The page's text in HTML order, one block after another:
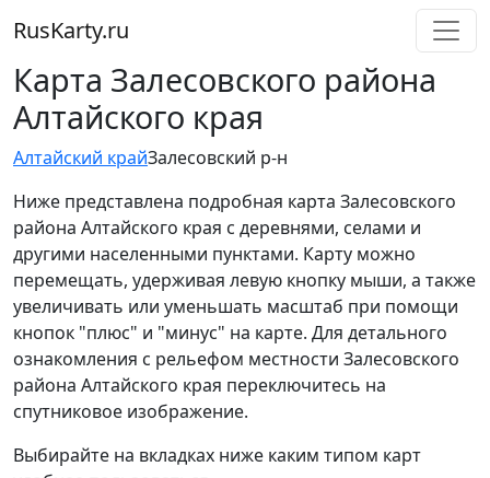
RusKarty.ru
Карта Залесовского района
Алтайского края
Алтайский крайЗалесовский р-н
Ниже представлена подробная карта Залесовского
района Алтайского края с деревнями, селами и
другими населенными пунктами. Карту можно
перемещать, удерживая левую кнопку мыши, а также
увеличивать или уменьшать масштаб при помощи
кнопок "плюс" и "минус" на карте. Для детального
ознакомления с рельефом местности Залесовского
района Алтайского края переключитесь на
спутниковое изображение.
Выбирайте на вкладках ниже каким типом карт